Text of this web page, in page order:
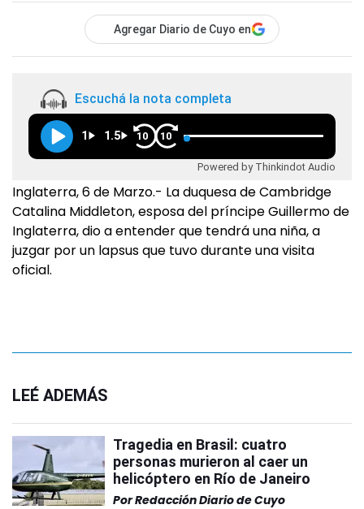
Agregar Diario de Cuyo en
Escuchá la nota completa
1 1.5 10 10
Powered by Thinkindot Audio
Inglaterra, 6 de Marzo.- La duquesa de Cambridge
Catalina Middleton, esposa del príncipe Guillermo de
Inglaterra, dio a entender que tendrá una niña, a
juzgar por un lapsus que tuvo durante una visita
oficial.
LEÉ ADEMÁS
Tragedia en Brasil: cuatro
personas murieron al caer un
helicóptero en Río de Janeiro
PorRedacción Diario de Cuyo